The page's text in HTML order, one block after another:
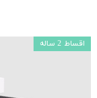
اقساط 2 ساله